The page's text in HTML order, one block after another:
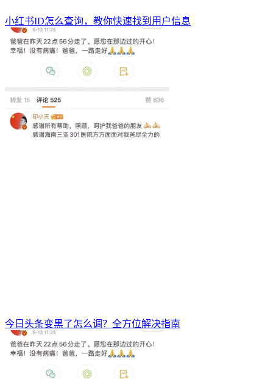
小红书ID怎么查询，教你快速找到用户信息
今日头条变黑了怎么调？全方位解决指南